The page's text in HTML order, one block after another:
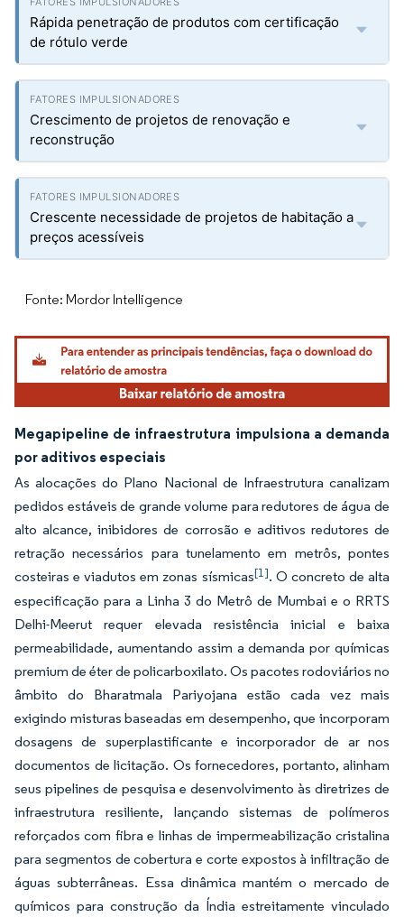
Rápida penetração de produtos com certificação
de rótulo verde
Crescimento de projetos de renovação e
reconstrução
Crescente necessidade de projetos de habitação a
preços acessíveis
Fonte: Mordor Intelligence
Megapipeline de infraestrutura impulsiona a demanda
por aditivos especiais
As alocações do Plano Nacional de Infraestrutura canalizam
pedidos estáveis de grande volume para redutores de água de
alto alcance, inibidores de corrosão e aditivos redutores de
retração necessários para tunelamento em metrôs, pontes
costeiras e viadutos em zonas sísmicas[1]. O concreto de alta
especificação para a Linha 3 do Metrô de Mumbai e o RRTS
Delhi-Meerut requer elevada resistência inicial e baixa
permeabilidade, aumentando assim a demanda por químicas
premium de éter de policarboxilato. Os pacotes rodoviários no
âmbito do Bharatmala Pariyojana estão cada vez mais
exigindo misturas baseadas em desempenho, que incorporam
dosagens de superplastificante e incorporador de ar nos
documentos de licitação. Os fornecedores, portanto, alinham
seus pipelines de pesquisa e desenvolvimento às diretrizes de
infraestrutura resiliente, lançando sistemas de polímeros
reforçados com fibra e linhas de impermeabilização cristalina
para segmentos de cobertura e corte expostos à infiltração de
águas subterrâneas. Essa dinâmica mantém o mercado de
químicos para construção da Índia estreitamente vinculado